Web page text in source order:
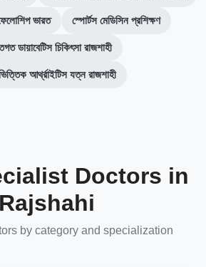
ভারত স্পোর্টস মেডিসিন প্রশিক্ষণ
ডায়াবেটিস চিকিৎসা রাজশাহী
আর্থ্রাইটিস যত্ন রাজশাহী
Doctors in
Rajshahi
by category and specialization